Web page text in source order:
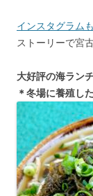
インスタグラム
ストーリーで宮
大好評の海ラン
＊冬場に養殖し